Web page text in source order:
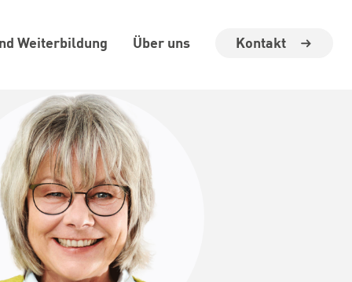
Weiterbildung Über uns Kontakt